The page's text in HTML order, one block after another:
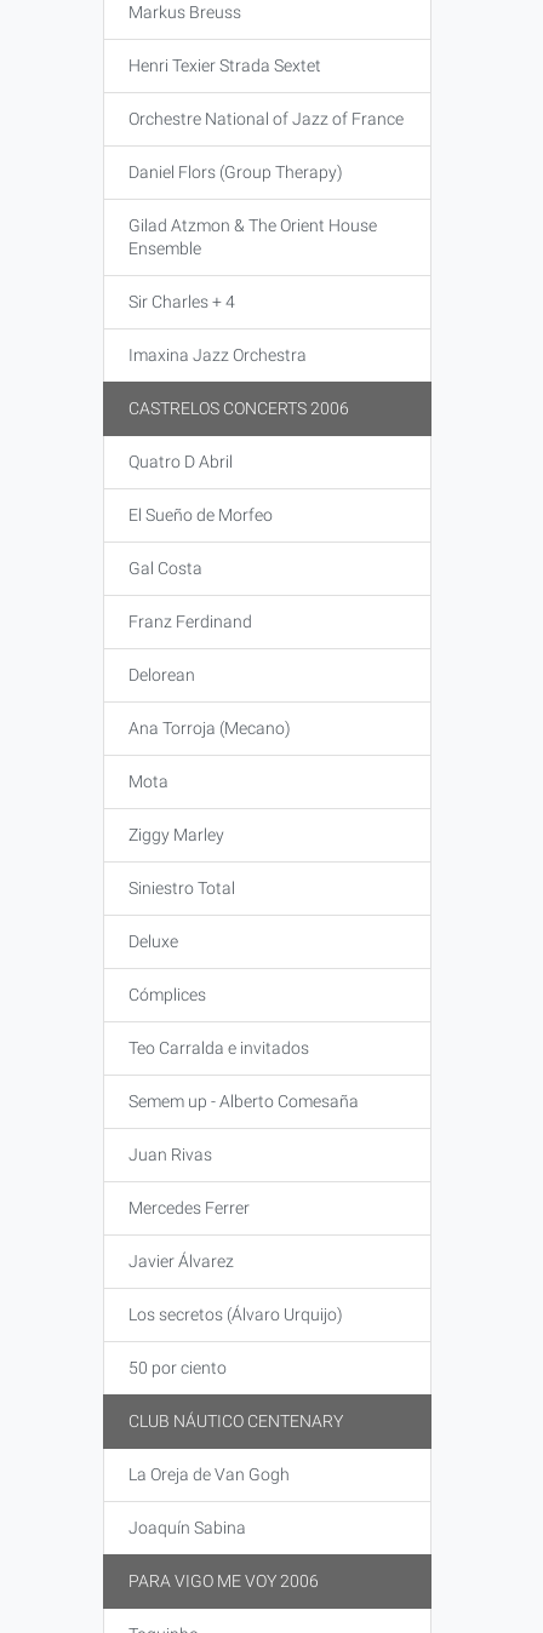
Markus Breuss
Henri Texier Strada Sextet
Orchestre National of Jazz of France
Daniel Flors (Group Therapy)
Gilad Atzmon & The Orient House
Ensemble
Sir Charles + 4
Imaxina Jazz Orchestra
CASTRELOS CONCERTS 2006
Quatro D Abril
El Sueño de Morfeo
Gal Costa
Franz Ferdinand
Delorean
Ana Torroja (Mecano)
Mota
Ziggy Marley
Siniestro Total
Deluxe
Cómplices
Teo Carralda e invitados
Semem up - Alberto Comesaña
Juan Rivas
Mercedes Ferrer
Javier Álvarez
Los secretos (Álvaro Urquijo)
50 por ciento
CLUB NÁUTICO CENTENARY
La Oreja de Van Gogh
Joaquín Sabina
PARA VIGO ME VOY 2006